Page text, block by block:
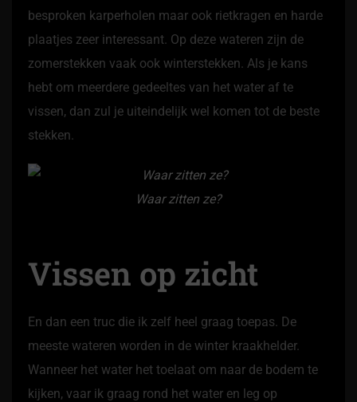
besproken karperholen maar ook rietkragen en harde
plaatjes zeer interessant. Op deze wateren zijn de
zomerstekken vaak ook winterstekken. Als je kans
hebt om meerdere gedeeltes van het water af te
vissen, dan zul je uiteindelijk wel komen tot de beste
stekken.
Waar zitten ze?
Vissen op zicht
En dan een truc die ik zelf heel graag toepas. De
meeste wateren worden in de winter kraakhelder.
Wanneer het water het toelaat om naar de bodem te
kijken, vaar ik graag rond het water en leg op